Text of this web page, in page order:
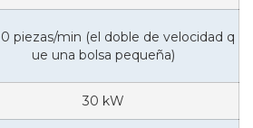
piezas/min (el doble de velocidad q
ue una bolsa pequeña)
30 kW